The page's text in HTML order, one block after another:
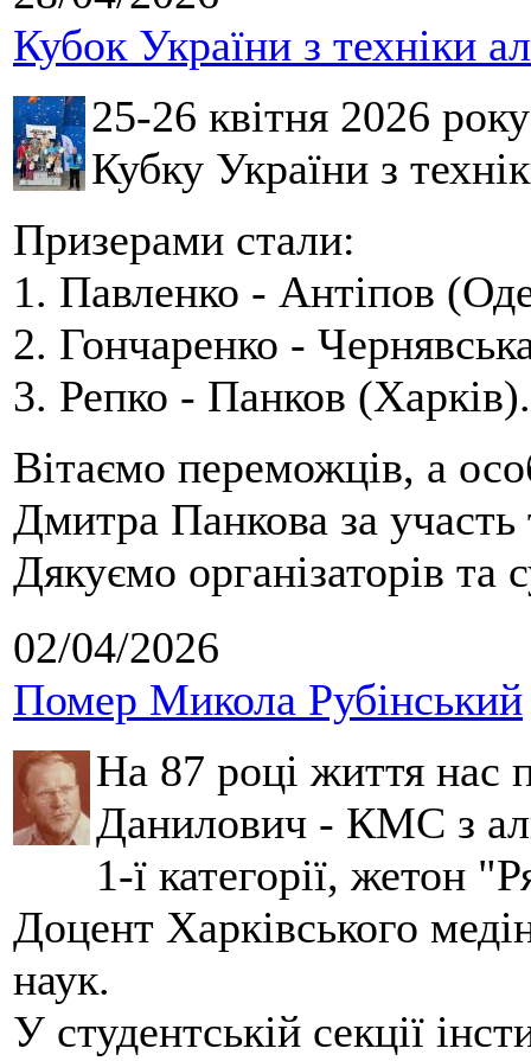
Кубок України з техніки
25-26 квітня 2026
Кубку України з
Призерами стали:
1. Павленко - Антіпов
2. Гончаренко -
3. Репко - Панков (Харків).
Вітаємо переможців, а
Дмитра Панкова за
Дякуємо організаторів та
02/04/2026
Помер Микола Рубінський
На 87 році життя нас
Данилович - КМС з
1-ї категорії, жетон
Доцент Харківського
наук.
У студентській секції